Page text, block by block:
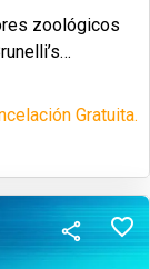
zoológicos
Gratuita.